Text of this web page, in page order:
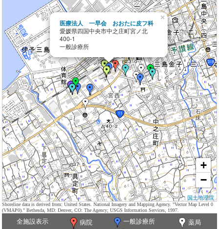
医療法人 一早会 おおたに皮フ科
愛媛県四国中央市中之庄町宮ノ北
400-1
一般診療所
×
+
−
国土地理院
Shoreline data is derived from: United States. National Imagery and Mapping Agency. "Vector Map Level 0
(VMAP0)." Bethesda, MD: Denver, CO: The Agency; USGS Information Services, 1997.
全施設表示 病院 一般診療所
薬局